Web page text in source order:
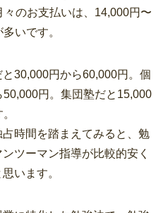
々のお支払いは、14,000円〜
いです。
30,000円から60,000円。個
円。集団塾だと15,000
時間を踏まえてみると、勉
ツーマン指導が比較的安く
います。